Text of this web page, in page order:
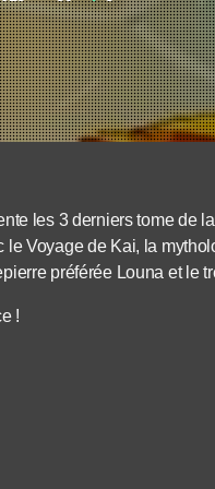
les 3 derniers tome de
le Voyage de Kai, la
préférée Louna et le
!